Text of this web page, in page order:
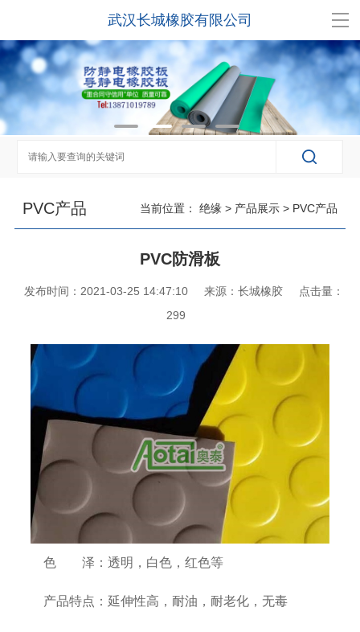
武汉长城橡胶有限公司
PVC产品 当前位置：绝缘 > 产品展示 > PVC产品
PVC防滑板
发布时间：2021-03-25 14:47:10 来源：长城橡胶
点击量：
299
色 泽：透明，白色，红色等
产品特点：延伸性高，耐油，耐老化，无毒